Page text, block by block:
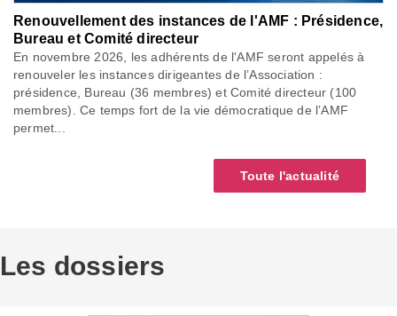
Renouvellement des instances de l'AMF : Présidence,
Bureau et Comité directeur
En novembre 2026, les adhérents de l'AMF seront appelés à
renouveler les instances dirigeantes de l’Association :
présidence, Bureau (36 membres) et Comité directeur (100
membres). Ce temps fort de la vie démocratique de l’AMF
permet...
Toute l'actualité
Les dossiers